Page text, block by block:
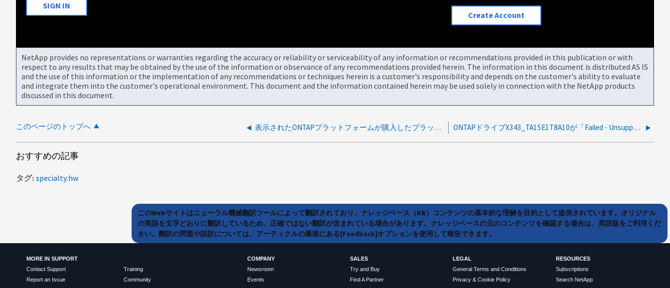
SIGN IN
Create Account
NetApp provides no representations or warranties regarding the accuracy or reliability or serviceability of any information or recommendations provided in this publication or with
respect to any results that may be obtained by the use of the information or observance of any recommendations provided herein. The information in this document is distributed AS IS
and the use of this information or the implementation of any recommendations or techniques herein is a customer's responsibility and depends on the customer's ability to evaluate
and integrate them into the customer's operational environment. This document and the information contained herein may be used solely in connection with the NetApp products
discussed in this document.
このページのトップへ 表示されたONTAPプラットフォームが購入したプラットフォームモデルと一致しません ONTAPドライブX343_TA15E1T8A10が「Failed - Unsupported」ステータスで失敗する
おすすめの記事
タグ specialty:hw
このWebサイトはニューラル機械翻訳ツールによって翻訳されており、ナレッジベース（KB）コンテンツの基本的な理解を目的として提供されています。オリジナル
の英語を文字どおりに翻訳しているため、正確ではない翻訳が含まれている場合があります。ナレッジベースの元のコンテンツを確認する場合は、英語版をご利用くだ
さい。翻訳の問題や誤訳については、アーティクルの最後にある[Feedback]オプションを使用して報告できます。
MORE IN SUPPORT
Contact Support
Report an Issue
Training
Community
COMPANY
Newsroom
Events
SALES
Try and Buy
Find A Partner
LEGAL
General Terms and Conditions
Privacy & Cookie Policy
RESOURCES
Subscriptions
Search NetApp